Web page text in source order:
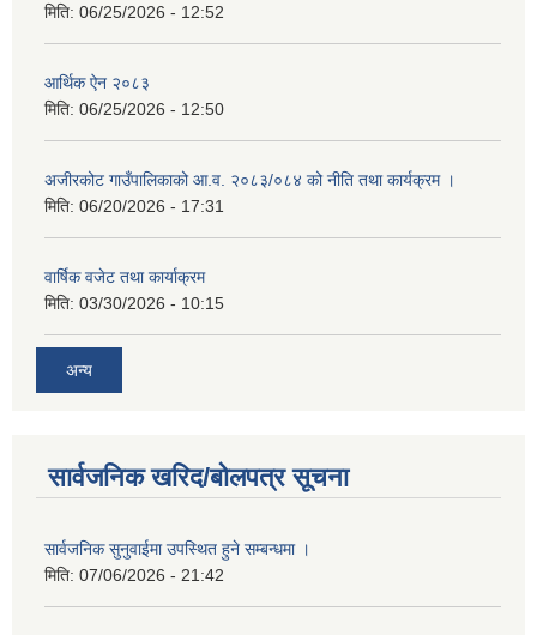
मिति: 06/25/2026 - 12:52
आर्थिक ऐन २०८३
मिति: 06/25/2026 - 12:50
अजीरकोट गाउँपालिकाको आ.व. २०८३/०८४ को नीति तथा कार्यक्रम ।
मिति: 06/20/2026 - 17:31
वार्षिक वजेट तथा कार्याक्रम
मिति: 03/30/2026 - 10:15
अन्य
सार्वजनिक खरिद/बोलपत्र सूचना
सार्वजनिक सुनुवाईमा उपस्थित हुने सम्बन्धमा ।
मिति: 07/06/2026 - 21:42